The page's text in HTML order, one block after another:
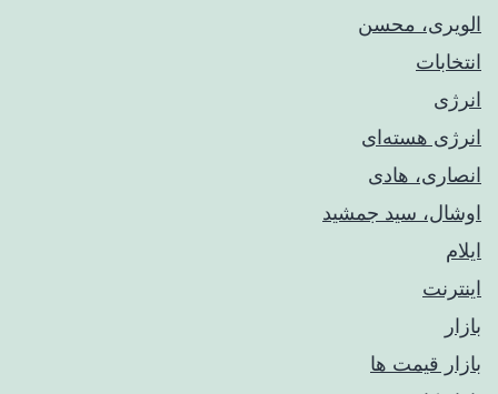
الویری، محسن
انتخابات
انرژی
انرژی هسته‌ای
انصاری، هادی
اوشال، سید جمشید
ایلام
اینترنت
بازار
بازار قیمت ها